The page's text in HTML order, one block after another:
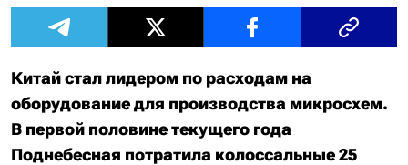
Китай стал лидером по расходам на
оборудование для производства микросхем.
В первой половине текущего года
Поднебесная потратила колоссальные 25